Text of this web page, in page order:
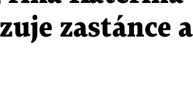
zastánce